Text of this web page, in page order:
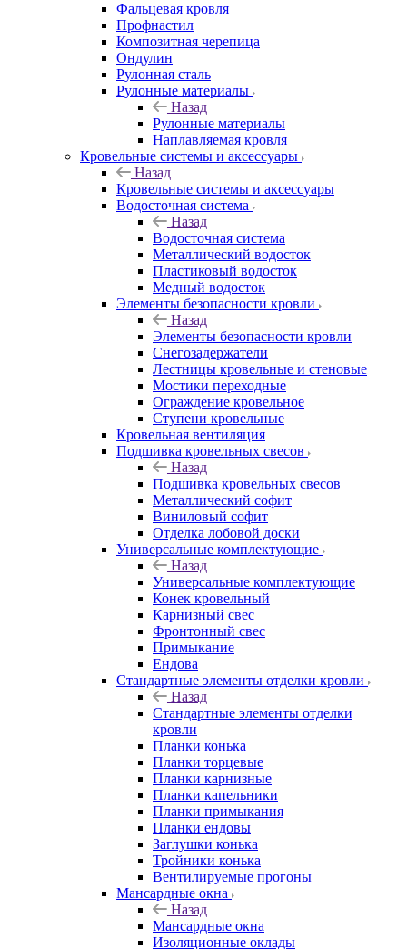
Фальцевая кровля
Профнастил
Композитная черепица
Ондулин
Рулонная сталь
Рулонные материалы
Назад
Рулонные материалы
Наплавляемая кровля
Кровельные системы и аксессуары
Назад
Кровельные системы и аксессуары
Водосточная система
Назад
Водосточная система
Металлический водосток
Пластиковый водосток
Медный водосток
Элементы безопасности кровли
Назад
Элементы безопасности кровли
Снегозадержатели
Лестницы кровельные и стеновые
Мостики переходные
Ограждение кровельное
Ступени кровельные
Кровельная вентиляция
Подшивка кровельных свесов
Назад
Подшивка кровельных свесов
Металлический софит
Виниловый софит
Отделка лобовой доски
Универсальные комплектующие
Назад
Универсальные комплектующие
Конек кровельный
Карнизный свес
Фронтонный свес
Примыкание
Ендова
Стандартные элементы отделки кровли
Назад
Стандартные элементы отделки
кровли
Планки конька
Планки торцевые
Планки карнизные
Планки капельники
Планки примыкания
Планки ендовы
Заглушки конька
Тройники конька
Вентилируемые прогоны
Мансардные окна
Назад
Мансардные окна
Изоляционные оклады